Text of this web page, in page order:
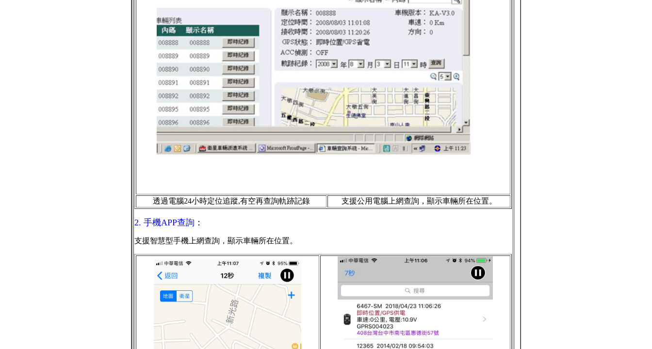
透過電腦24小時定位追蹤,有空再查詢軌跡記錄 支援公用電腦上網查詢，顯示車輛所在位置。
2. 手機APP查詢 ：
支援智慧型手機上網查詢，顯示車輛所在位置。